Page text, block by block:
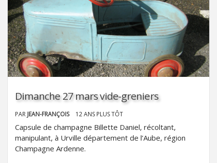
Dimanche 27 mars vide-greniers
PAR JEAN-FRANÇOIS 12 ANS PLUS TÔT
Capsule de champagne Billette Daniel, récoltant,
manipulant, à Urville département de l’Aube, région
Champagne Ardenne.